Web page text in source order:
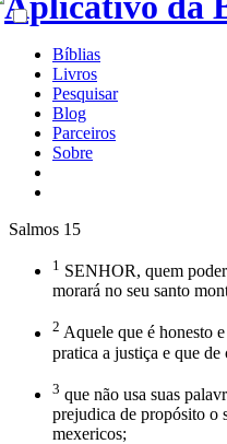
Bíblias
Livros
Pesquisar
Blog
Parceiros
Sobre
Salmos 15
1 SENHOR, quem
morará no seu santo
2 Aquele que é honesto
pratica a justiça e que de
3 que não usa suas
prejudica de propósito o
mexericos;